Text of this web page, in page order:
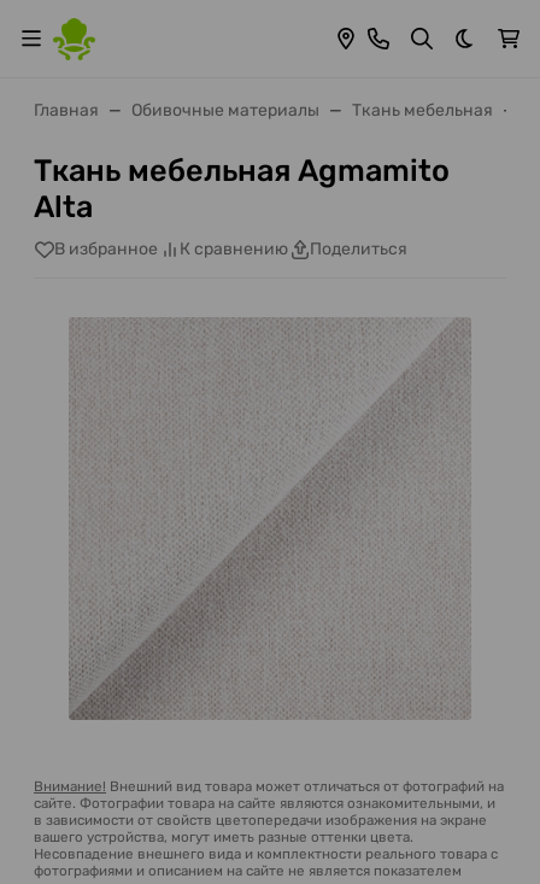
Темная
Главная Обивочные материалы Ткань мебельная
Ткань мебельная Agmamito
Alta
В избранное К сравнению Поделиться
Внимание! Внешний вид товара может отличаться от фотографий на
сайте. Фотографии товара на сайте являются ознакомительными, и
в зависимости от свойств цветопередачи изображения на экране
вашего устройства, могут иметь разные оттенки цвета.
Несовпадение внешнего вида и комплектности реального товара с
фотографиями и описанием на сайте не является показателем